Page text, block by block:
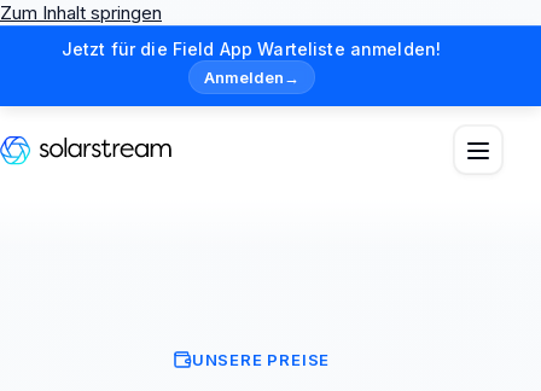
Zum Inhalt springen
Jetzt für die Field App Warteliste anmelden!
Anmelden→
UNSERE PREISE